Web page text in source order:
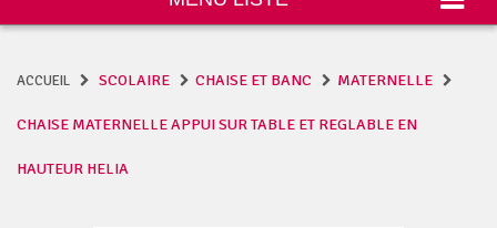
ACCUEIL SCOLAIRE CHAISE ET BANC MATERNELLE
CHAISE MATERNELLE APPUI SUR TABLE ET REGLABLE EN
HAUTEUR HELIA